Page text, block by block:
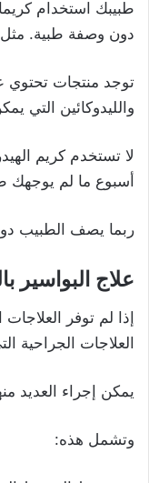
طبيبك استخدام
دون وصفة طبية. مثل
توجد منتجات تحتوي
والليدوكائين التي
لا تستخدم كريم
أسبوع ما لم يوجهك
ربما يصف الطبيب
علاج البواسير
إذا لم توفر
العلاجات الجراحية
يمكن إجراء العديد
وتشمل هذه: